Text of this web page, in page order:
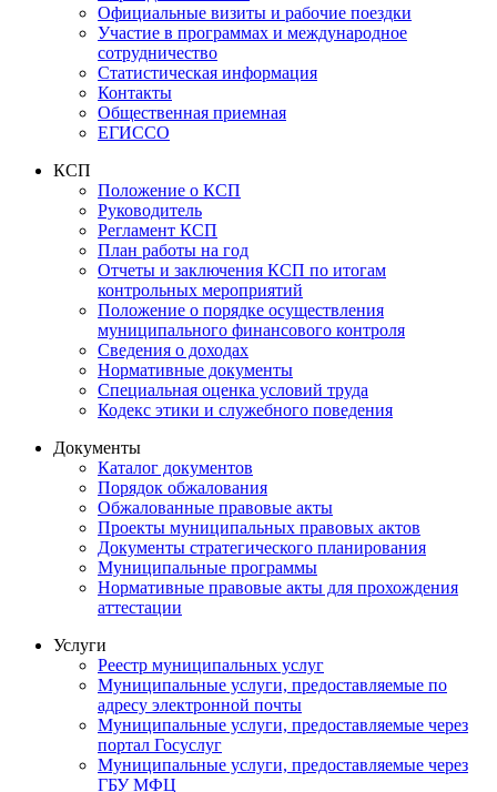
Официальные визиты и рабочие поездки
Участие в программах и международное
сотрудничество
Статистическая информация
Контакты
Общественная приемная
ЕГИССО
КСП
Положение о КСП
Руководитель
Регламент КСП
План работы на год
Отчеты и заключения КСП по итогам
контрольных мероприятий
Положение о порядке осуществления
муниципального финансового контроля
Сведения о доходах
Нормативные документы
Специальная оценка условий труда
Кодекс этики и служебного поведения
Документы
Каталог документов
Порядок обжалования
Обжалованные правовые акты
Проекты муниципальных правовых актов
Документы стратегического планирования
Муниципальные программы
Нормативные правовые акты для прохождения
аттестации
Услуги
Реестр муниципальных услуг
Муниципальные услуги, предоставляемые по
адресу электронной почты
Муниципальные услуги, предоставляемые через
портал Госуслуг
Муниципальные услуги, предоставляемые через
ГБУ МФЦ